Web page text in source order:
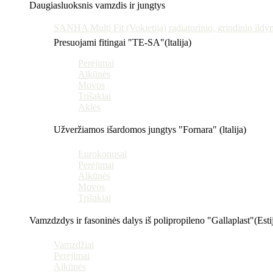
Daugiasluoksnis vamzdis ir jungtys
SANHA Multi Fit (Vokietija) radiatorinio, grindinio
Presuojami fitingai "TE-SA"(ltalija)
Perėjimai
Alkūnės
Movos
Trišakiai
Aklės
Užveržiamos išardomos jungtys "Fornara" (ltalija)
Eurokonusai
Perėjimai
Alkūnės
Movos
Trišakiai
Vamzdzdys ir fasoninės dalys iš polipropileno
Vamzdžiai
Perėjimai
Alkūnės